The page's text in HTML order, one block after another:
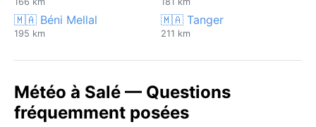
🇲🇦 Béni Mellal
195 km
🇲🇦 Tanger
211 km
Météo à Salé — Questions
fréquemment posées